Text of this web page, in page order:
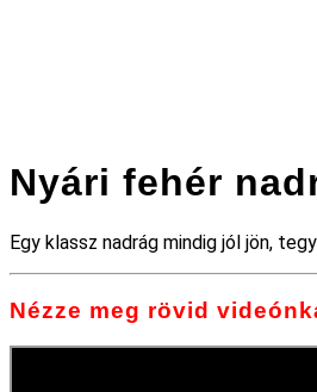
Nyári fehér
Egy klassz nadrág mindig jól jön,
Nézze meg rövid